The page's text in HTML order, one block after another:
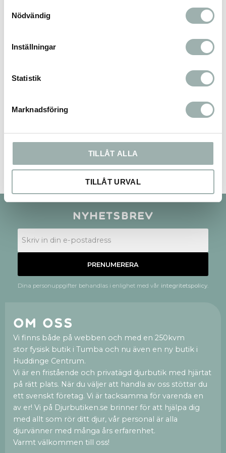
Nödvändig
Inställningar
Statistik
Marknadsföring
TILLÅT ALLA
TILLÅT URVAL
Omdömen
Nyhetsbrev
PRENUMERERA
Dina personuppgifter behandlas i enlighet med vår integritetspolicy
Om oss
Vi finns både på webben och med en 250kvm
stor fysisk butik i Tumba och nu även en ny butik i
Huddinge Centrum.
Vi är en fristående och privatägd djurbutik med hjärtat
på rätt plats. När du väljer att handla av oss stöttar du
ett svenskt företag. Vi är tacksamma för varenda en
av er! Vi på Djurbutiken.se brinner för att hjälpa dig
med allt som rör ditt djur, vår personal är alla
djurvänner med många års erfarenhet.
Varmt välkommen till oss!